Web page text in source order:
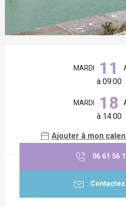
MARDI 11
à 09:00
MARDI 18
à 14:00
Ajouter à mon
06 61 56